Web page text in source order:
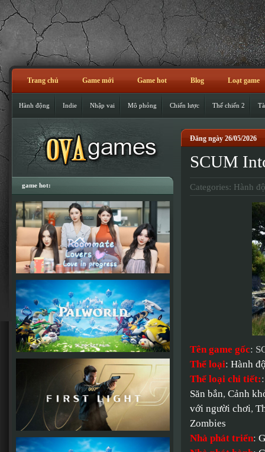
Trang chủ Game mới Game hot Blog Loạt game
Hành động Indie Nhập vai Mô phỏng Chiến lược Thế chiến 2
Đăng ngày 26/05/2026
SCUM
Categories: Hành
Tên game gốc:
Thể loại: Hành
Thể loại chi tiết:
Săn bắn, Cảnh
với người chơi,
Zombies
Nhà phát triển:
game hot: